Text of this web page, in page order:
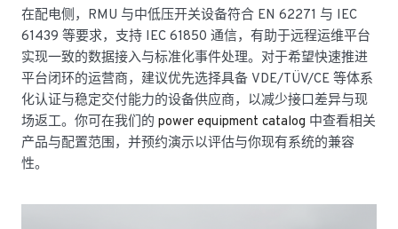
在配电侧，RMU 与中低压开关设备符合 EN 62271 与 IEC
61439 等要求，支持 IEC 61850 通信，有助于远程运维平台
实现一致的数据接入与标准化事件处理。对于希望快速推进
平台闭环的运营商，建议优先选择具备 VDE/TÜV/CE 等体系
化认证与稳定交付能力的设备供应商，以减少接口差异与现
场返工。你可在我们的 power equipment catalog 中查看相关
产品与配置范围，并预约演示以评估与你现有系统的兼容
性。